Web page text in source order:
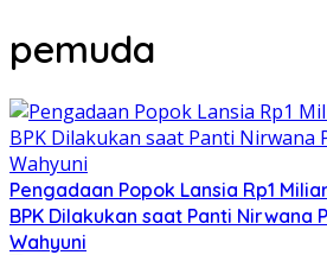
pemuda
Pengadaan Popok Lansia Rp1
BPK Dilakukan saat Panti Nirwana
Wahyuni